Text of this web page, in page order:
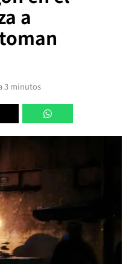
a
3 minutos